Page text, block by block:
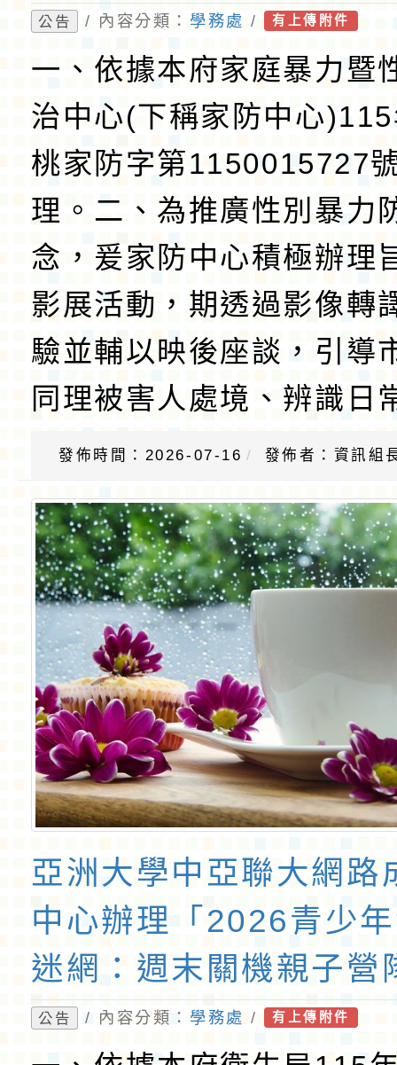
報各1份
公告 / 內容分類： 學務處 / 有上傳附件
一、依據本府家庭暴力暨
治中心(下稱家防中心
桃家防字第1150015727
理。二、為推廣性別暴力
念，爰家防中心積極辦理
影展活動，期透過影像轉
驗並輔以映後座談，引導
同理被害人處境、辨識日
發佈時間：2026-07-16 發佈者：資訊組
亞洲大學中亞聯大網路
中心辦理「2026青少
迷網：週末關機親子營
公告 / 內容分類： 學務處 / 有上傳附件